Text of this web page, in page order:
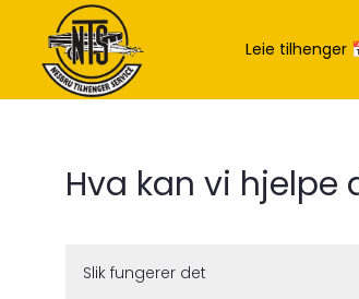
Leie tilhenger
Hva kan vi hjelpe
Slik fungerer det